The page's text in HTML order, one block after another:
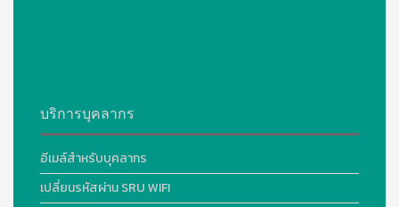
บริการบุคลากร
อีเมล์สำหรับบุคลากร
เปลี่ยนรหัสผ่าน SRU WIFI